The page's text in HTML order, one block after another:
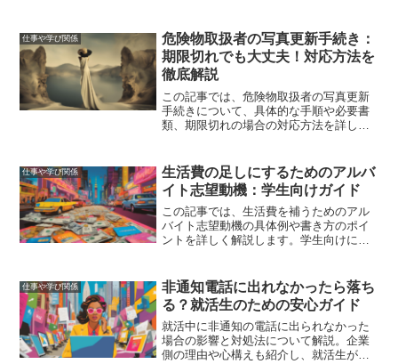
をしてしまうこともあります。この記事
では、「相談に乗る」の正...
仕事や学び関係
危険物取扱者の写真更新手続き：
期限切れでも大丈夫！対応方法を
徹底解説
この記事では、危険物取扱者の写真更新
手続きについて、具体的な手順や必要書
類、期限切れの場合の対応方法を詳しく
スムーズに行えるようになります。
仕事や学び関係
生活費の足しにするためのアルバ
イト志望動機：学生向けガイド
この記事では、生活費を補うためのアル
バイト志望動機の具体例や書き方のポイ
ントを詳しく解説します。学生向けに、
仕事や学び関係
非通知電話に出れなかったら落ち
る？就活生のための安心ガイド
就活中に非通知の電話に出られなかった
場合の影響と対処法について解説。企業
側の理由や心構えも紹介し、就活生が安